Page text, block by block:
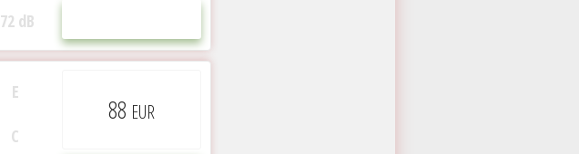
72 dB
E
C
88 EUR